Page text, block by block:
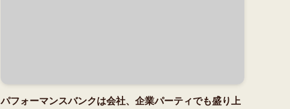
パフォーマンスバンクは会社、企業パーティでも盛り上